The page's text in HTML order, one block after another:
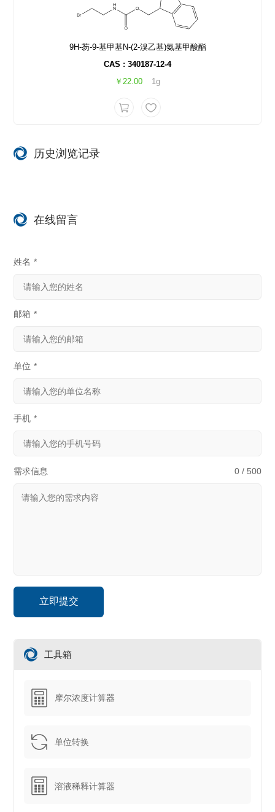
9H-芴-9-基甲基N-(2-溴乙基)氨基甲酸酯
CAS : 340187-12-4
￥22.00
1g
历史浏览记录
在线留言
姓名 *
邮箱 *
单位 *
手机 *
需求信息 0 / 500
工具箱
摩尔浓度计算器
单位转换
溶液稀释计算器